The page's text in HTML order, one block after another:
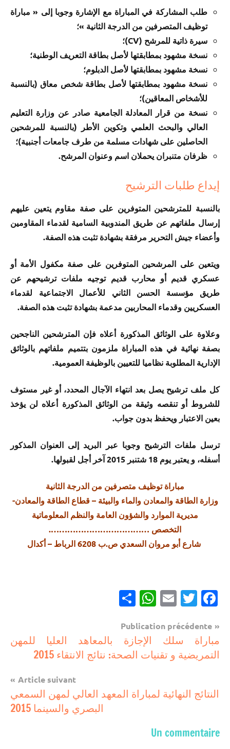
طلب المشاركة في المباراة مع الإشارة وجوبا إلى « مباراة
توظيف المتصرفين من الدرجة الثانية »؛
سيرة ذاتية للمرشح (CV)؛
نسخة مشهود بمطابقتها لأصل بطاقة التعريف الوطنية؛
نسخة مشهود بمطابقتها لأصل الدبلوم؛
نسخة مشهود بمطابقتها لأصل بطاقة شخص معاق (بالنسبة
للأشخاص المعاقين)؛
نسخة من قرار المعادلة الجامعية صادر عن وزارة التعليم
العالي والبحث العلمي وتكوين الأطر (بالنسبة للمرشحين
الحاصلين على شهادات مسلمة من طرف جامعات أجنبية)؛
ظرفان متنبران يحملان اسم وعنوان المرشح.
إيداع طلبات الترشيح
بالنسبة للمترشحين المتوفرين على صفة مقاوم يتعين عليهم
إرسال ملفاتهم عن طريق المندوبية السامية لقدماء المقاومين
وأعضاء جيش التحرير مرفقة بشهادة تثبت هذه الصفة.
ويتعين على المرشحين المتوفرين على صفة مكفول الأمة أو
عسكري قديم أو محارب قديم توجيه ملفات ترشيحهم عن
طريق مؤسسة الحسن الثاني للأعمال الاجتماعية لقدماء
العسكريين وقدماء المحاربين مدعمة بشهادة تثبت هذه الصفة.
وعلاوة على الوثائق المذكورة أعلاه فإن المترشحين الناجحين
بصفة نهائية في هذه المباراة ملزمون بتتميم ملفاتهم بالوثائق
الإدارية المطلوبة نظاميا للتعيين بالوظيفة العمومية.
كل ملف ترشيح يصل بعد انتهاء الآجال المحدد، أو غير مستوف
للشروط أو تنقصه وثيقة من الوثائق المذكورة أعلاه لن يؤخذ
بعين الاعتبار ويحفظ بدون جواب.
ترسل ملفات الترشيح وجوبا عبر البريد إلى العنوان المذكور
أسفله، و يعتبر يوم 18 شتنبر 2015 آخر أجل لقبولها.
مباراة توظيف متصرفين من الدرجة الثانية
وزارة الطاقة والمعادن والماء والبيئة – قطاع الطاقة والمعادن-
مديرية الموارد والشؤون العامة والنظم المعلوماتية
التخصص ……………………………….
شارع أبو مروان السعدي ص.ب 6208 الرباط – أكدال
Facebook
Twitter
Email
WhatsApp
فرص
الشغل
Navigation
de
l’article
Publication précédente
مباراة سلك الإجازة بالمعاهد العليا للمهن
التمريضية و تقنيات الصحة: نتائج الانتقاء 2015
Article suivant
النتائج النهائية لمباراة المعهد العالي لمهن السمعي
البصري والسينما 2015
Un commentaire